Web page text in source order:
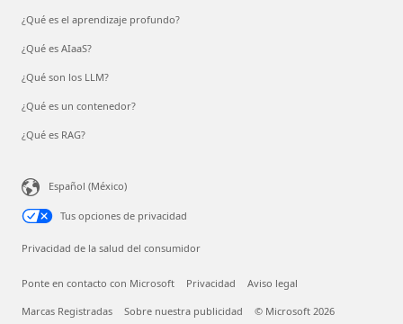
¿Qué es el aprendizaje profundo?
¿Qué es AIaaS?
¿Qué son los LLM?
¿Qué es un contenedor?
¿Qué es RAG?
Español (México)
Tus opciones de privacidad
Privacidad de la salud del consumidor
Ponte en contacto con Microsoft Privacidad Aviso legal
Marcas Registradas Sobre nuestra publicidad © Microsoft 2026